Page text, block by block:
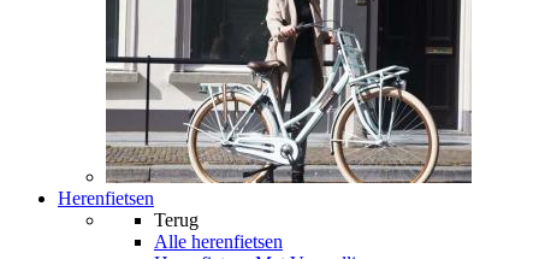
Herenfietsen
Terug
Alle herenfietsen